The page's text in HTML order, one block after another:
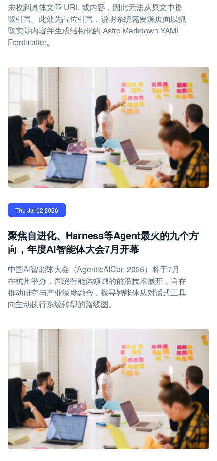
未收到具体文章 URL 或内容，因此无法从原文中提
取引言。此处为占位引言，说明系统需要源页面以抓
取实际内容并生成结构化的 Astro Markdown YAML
Frontmatter。
Thu Jul 02 2026
聚焦自进化、Harness等Agent最火的九个方
向，年度AI智能体大会7月开幕
中国AI智能体大会（AgenticAICon 2026）将于7月
在杭州举办，围绕智能体领域的前沿技术展开，旨在
推动研究与产业深度融合，探寻智能体从对话式工具
向主动执行系统转型的路线图。